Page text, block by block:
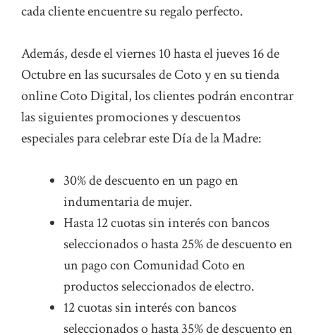
cada cliente encuentre su regalo perfecto.
Además, desde el viernes 10 hasta el jueves 16 de
Octubre en las sucursales de Coto y en su tienda
online Coto Digital, los clientes podrán encontrar
las siguientes promociones y descuentos
especiales para celebrar este Día de la Madre:
30% de descuento en un pago en
indumentaria de mujer.
Hasta 12 cuotas sin interés con bancos
seleccionados o hasta 25% de descuento en
un pago con Comunidad Coto en
productos seleccionados de electro.
12 cuotas sin interés con bancos
seleccionados o hasta 35% de descuento en